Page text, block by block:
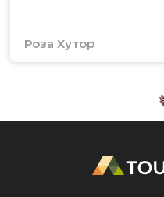
Роза Хутор